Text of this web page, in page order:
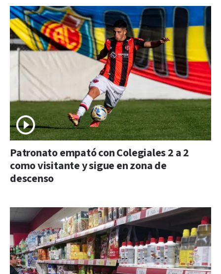
Patronato empató con Colegiales 2 a 2
como visitante y sigue en zona de
descenso